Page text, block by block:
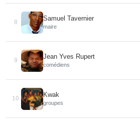
8
Samuel Tavernier
maire
9
Jean Yves Rupert
comédiens
10
Kwak
groupes